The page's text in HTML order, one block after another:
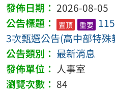
2026-08-05
置頂 重要
3次甄選公告(高中部特
最新消息
人事室
84